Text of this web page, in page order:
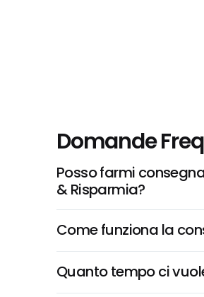
Domande
Posso farmi
& Risparmia?
Come funziona la
Quanto tempo ci